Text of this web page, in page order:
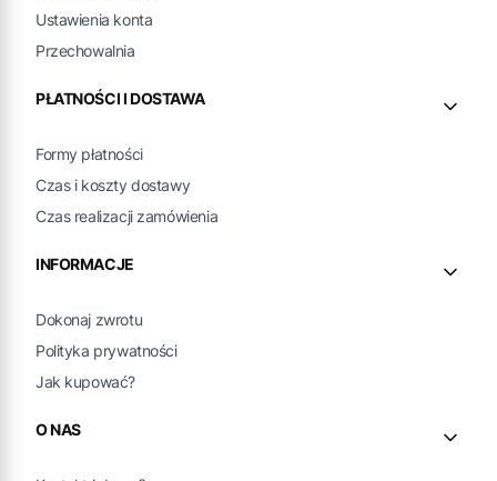
Ustawienia konta
Przechowalnia
PŁATNOŚCI I DOSTAWA
Formy płatności
Czas i koszty dostawy
Czas realizacji zamówienia
INFORMACJE
Dokonaj zwrotu
Polityka prywatności
Jak kupować?
O NAS